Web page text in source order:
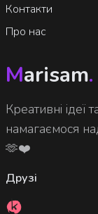
Marisam.
Креативні
намагаємося
🫶❤️
Друзі
Контакти
Про нас